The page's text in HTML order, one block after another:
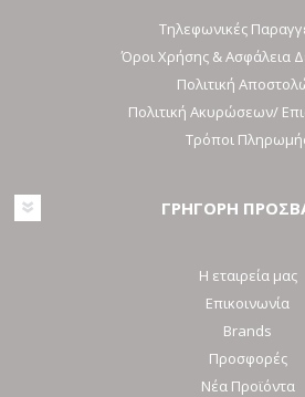
Τηλεφωνικές
Όροι Χρήσης & Ασφάλεια
Πολιτική
Πολιτική Ακυρώσεων/
Τρόποι
ΓΡΗΓΟΡΗ
Η εταιρεία μας
Επικοινωνία
Brands
Προσφορές
Νέα Προϊόντα